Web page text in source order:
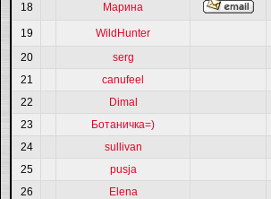
18 Марина
19
WildHunter
20
serg
21
canufeel
22
Dimal
23
Ботаничка=)
24
sullivan
25
pusja
26
Elena